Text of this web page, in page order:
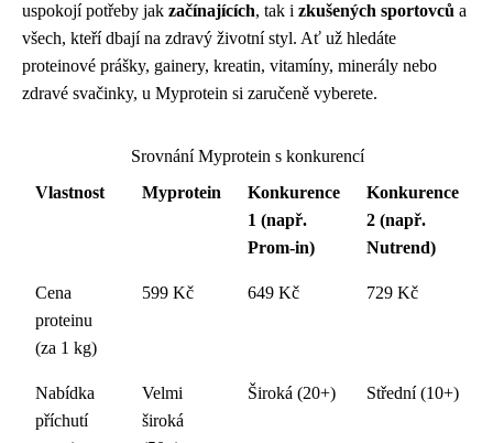
uspokojí potřeby jak začínajících, tak i zkušených sportovců a
všech, kteří dbají na zdravý životní styl. Ať už hledáte
proteinové prášky, gainery, kreatin, vitamíny, minerály nebo
zdravé svačinky, u Myprotein si zaručeně vyberete.
Srovnání Myprotein s konkurencí
Vlastnost
Myprotein
Konkurence
1 (např.
Prom-in)
Konkurence
2 (např.
Nutrend)
Cena
proteinu
(za 1 kg)
599 Kč 649 Kč 729 Kč
Nabídka
příchutí
Velmi
široká
Široká (20+) Střední (10+)